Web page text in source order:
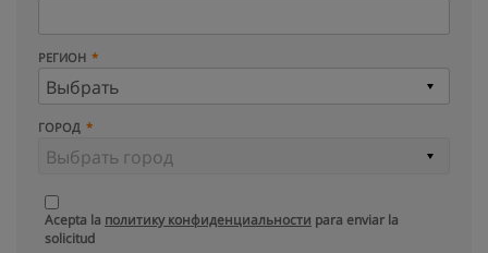
РЕГИОН
ГОРОД
Acepta la политику конфиденциальности para enviar la
solicitud